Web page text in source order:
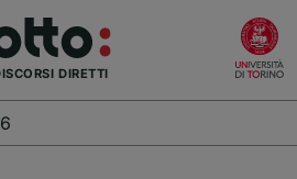
DIRETTI